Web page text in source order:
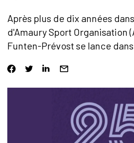
Après plus de dix années
d'Amaury Sport Organisation
Funten-Prévost se lance